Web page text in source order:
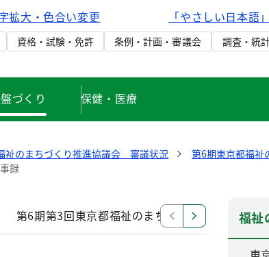
拡大・色合い変更 「やさしい日本語
資格・試験・免許 条例・計画・審議会
調査・統
づくり 保健・医療
祉のまちづくり推進協議会 審議状況
第6期東京都福祉
録
第6期第3回東京都福祉のまちづくり推進協議会
福祉